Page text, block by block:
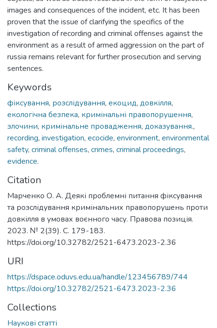
images and consequences of the incident, etc. It has been
proven that the issue of clarifying the specifics of the
investigation of recording and criminal offenses against the
environment as a result of armed aggression on the part of
russia remains relevant for further prosecution and serving
sentences.
Keywords
фіксування, розслідування, екоцид, довкілля,
екологічна безпека, кримінальні правопорушення,
злочини, кримінальне провадження, доказування.,
recording, investigation, ecocide, environment, environmental
safety, criminal offenses, crimes, criminal proceedings,
evidence.
Citation
Марченко О. А. Деякі проблемні питання фіксування
та розслідування кримінальних правопорушень проти
довкілля в умовах воєнного часу. Правова позиція.
2023. № 2(39). С. 179-183.
https://doi.org/10.32782/2521-6473.2023-2.36
URI
https://dspace.oduvs.edu.ua/handle/123456789/744
https://doi.org/10.32782/2521-6473.2023-2.36
Collections
Наукові статті